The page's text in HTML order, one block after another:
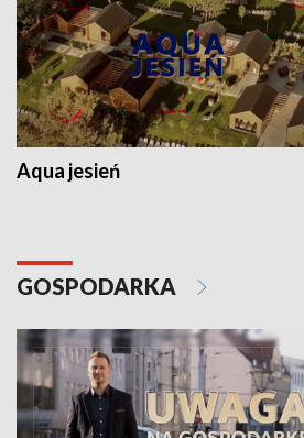
Aqua jesień
GOSPODARKA